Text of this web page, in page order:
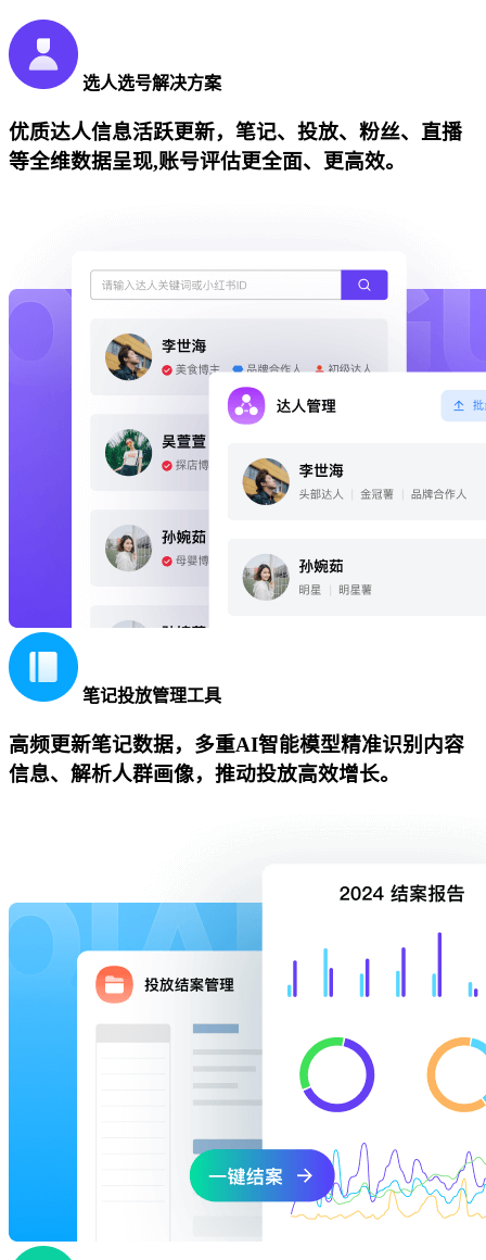
选人选号解决方案
优质达人信息活跃更新，笔记、投放、粉丝、直播
等全维数据呈现,账号评估更全面、更高效。
笔记投放管理工具
高频更新笔记数据，多重AI智能模型精准识别内容
信息、解析人群画像，推动投放高效增长。